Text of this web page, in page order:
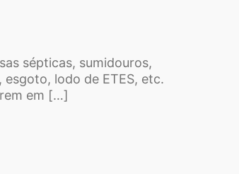
sépticas, sumidouros,
lodo de ETES, etc.
em […]